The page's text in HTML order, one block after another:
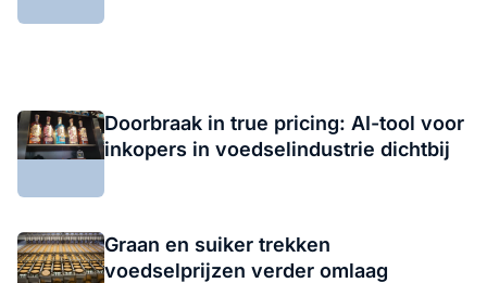
Doorbraak in true pricing: AI-tool voor
inkopers in voedselindustrie dichtbij
Graan en suiker trekken
voedselprijzen verder omlaag